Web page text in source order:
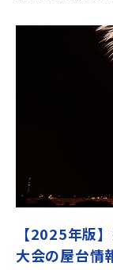
【2025年版
大会の屋台情